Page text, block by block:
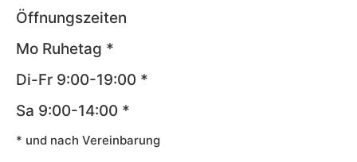
Öffnungszeiten
Mo Ruhetag *
Di-Fr 9:00-19:00 *
Sa 9:00-14:00 *
* und nach Vereinbarung